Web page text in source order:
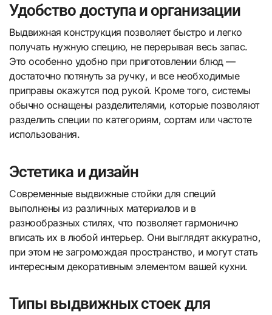
Удобство доступа и организации
Выдвижная конструкция позволяет быстро и легко
получать нужную специю, не перерывая весь запас.
Это особенно удобно при приготовлении блюд —
достаточно потянуть за ручку, и все необходимые
приправы окажутся под рукой. Кроме того, системы
обычно оснащены разделителями, которые позволяют
разделить специи по категориям, сортам или частоте
использования.
Эстетика и дизайн
Современные выдвижные стойки для специй
выполнены из различных материалов и в
разнообразных стилях, что позволяет гармонично
вписать их в любой интерьер. Они выглядят аккуратно,
при этом не загромождая пространство, и могут стать
интересным декоративным элементом вашей кухни.
Типы выдвижных стоек для